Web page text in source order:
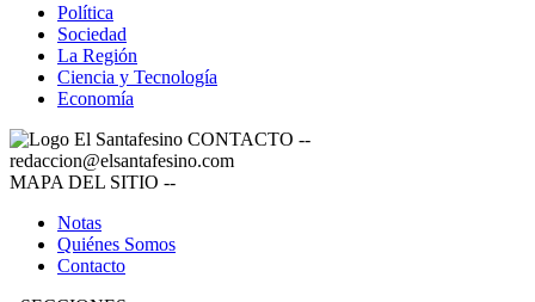
Política
Sociedad
La Región
Ciencia y Tecnología
Economía
CONTACTO --
redaccion@elsantafesino.com
MAPA DEL SITIO --
Notas
Quiénes Somos
Contacto